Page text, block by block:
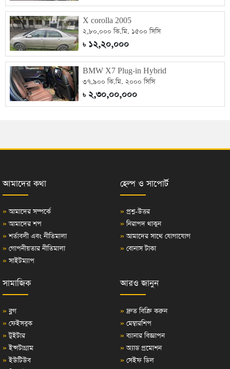
X corolla 2005
২,৮০,০০০ কি.মি. ১৫০০ সিসি
৳১২,২০,০০০
BMW X7 Plug-in Hybrid
৩৭,৯০০ কি.মি. ২০০০ সিসি
৳২,৩০,০০,০০০
আমাদের কথা
» আমাদের সম্পর্কে
» আমাদের শপ
» শর্তাবলী এবং নীতিমালা
» গোপনীয়তার নীতিমালা
» সাইটম্যাপ
হেল্প ও সাপোর্ট
» প্রশ্ন-উত্তর
» নিরাপদ থাকুন
» আমাদের সাথে যোগাযোগ
» বোনাস টাকা
সামাজিক
» ব্লগ
» ফেইসবুক
» টুইটার
» ইন্সটাগ্রাম
» ইউটিউব
আরও জানুন
» দ্রুত বিক্রি করুন
» মেম্বারশিপ
» ব্যানার বিজ্ঞাপন
» অ্যাড প্রমোশন
» সেইফ ডিল